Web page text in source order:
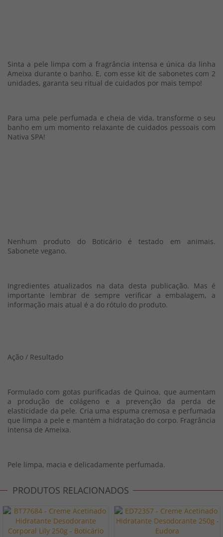
Sinta a pele limpa com a fragrância intensa e única da linha
Ameixa durante o banho. E, com esse kit de sabonetes com 2
unidades, garanta seu ritual de cuidados por mais tempo!
Para uma pele perfumada e cheia de vida, transforme o seu
banho em um momento relaxante de cuidados pessoais com
Nativa SPA!
Nenhum produto do Boticário é testado em animais.
Sabonete vegano.
Ingredientes atualizados na data desta publicação. Mas é
importante lembrar de sempre verificar a embalagem, a
informação mais atual é a do rótulo do produto.
Ação / Resultado
Formulado com gotas purificadas de Quinoa, que aumentam
a produção de colágeno e a prevenção da perda de
elasticidade da pele. Cria uma espuma cremosa e perfumada
que limpa a pele e mantém a hidratação do corpo. Fragrância
intensa de Ameixa.
Pele limpa, macia e delicadamente perfumada.
PRODUTOS RELACIONADOS